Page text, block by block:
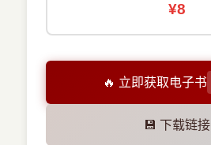
¥8
🔥 立即获取电子书
💾 下载链接